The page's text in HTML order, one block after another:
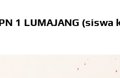
1 LUMAJANG (siswa